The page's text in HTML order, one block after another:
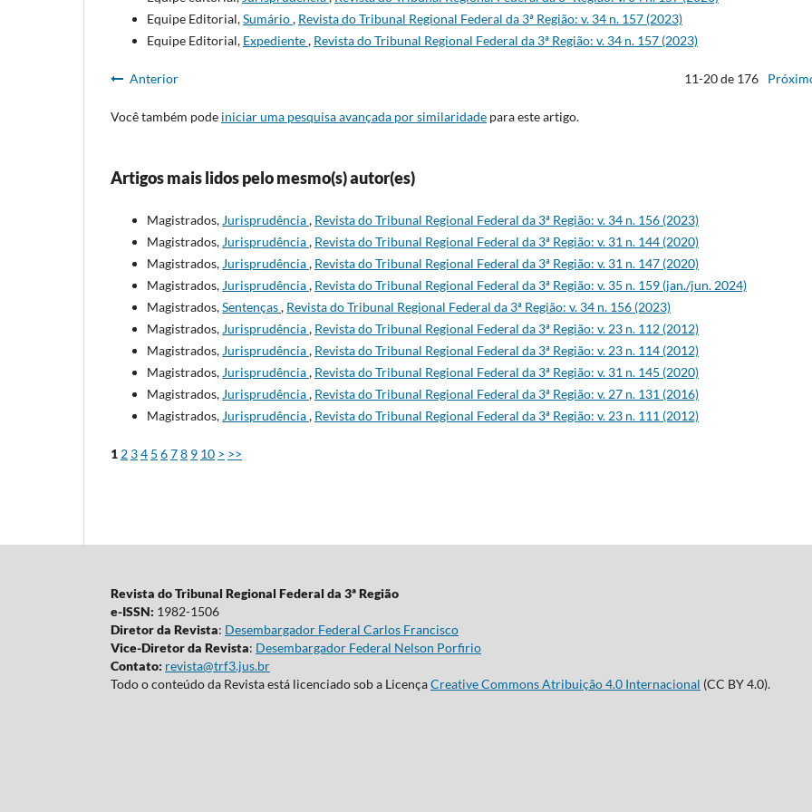
Equipe Editorial,Sumário, Revista do Tribunal Regional Federal da 3ª Região: v. 34 n. 157 (2023)
Equipe Editorial, Expediente, Revista do Tribunal Regional Federal da 3ª Região: v. 34 n. 157 (2023)
Anterior 11-20 de 176
Você também pode iniciar uma pesquisa avançada por similaridade para este artigo.
Artigos mais lidos pelo mesmo(s) autor(es)
Magistrados, Jurisprudência, Revista do Tribunal Regional Federal da 3ª Região: v. 34 n. 156 (2023)
Magistrados, Jurisprudência, Revista do Tribunal Regional Federal da 3ª Região: v. 31 n. 144 (2020)
Magistrados, Jurisprudência, Revista do Tribunal Regional Federal da 3ª Região: v. 31 n. 147 (2020)
Magistrados, Jurisprudência, Revista do Tribunal Regional Federal da 3ª Região: v. 35 n. 159 (jan./jun. 2024)
Magistrados,Sentenças, Revista do Tribunal Regional Federal da 3ª Região: v. 34 n. 156 (2023)
Magistrados, Jurisprudência, Revista do Tribunal Regional Federal da 3ª Região: v. 23 n. 112 (2012)
Magistrados, Jurisprudência, Revista do Tribunal Regional Federal da 3ª Região: v. 23 n. 114 (2012)
Magistrados, Jurisprudência, Revista do Tribunal Regional Federal da 3ª Região: v. 31 n. 145 (2020)
Magistrados, Jurisprudência, Revista do Tribunal Regional Federal da 3ª Região: v. 27 n. 131 (2016)
Magistrados, Jurisprudência, Revista do Tribunal Regional Federal da 3ª Região: v. 23 n. 111 (2012)
1 2 34 5 678 9 10 > >>
Revista do Tribunal Regional Federal da 3ª Região
e-ISSN: 1982-1506
Diretor da Revista: Desembargador Federal Carlos Francisco
Vice-Diretor da Revista: Desembargador Federal Nelson Porfirio
Contato: revista@trf3.jus.br
Todo o conteúdo da Revista está licenciado sob a LicençaCreative Commons Atribuição 4.0 Internacional (CC BY 4.0).